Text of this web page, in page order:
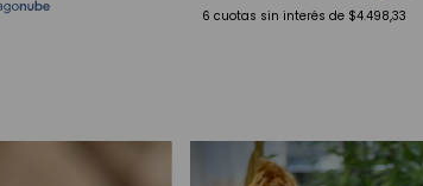
6 cuotas sin interés de $4.498,33